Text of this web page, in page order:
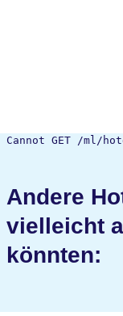
Cannot GET /ml/
Andere
vielleicht
könnten: